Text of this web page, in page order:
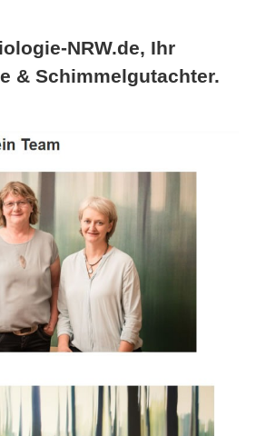
NRW.de, Ihr
& Schimmelgutachter.